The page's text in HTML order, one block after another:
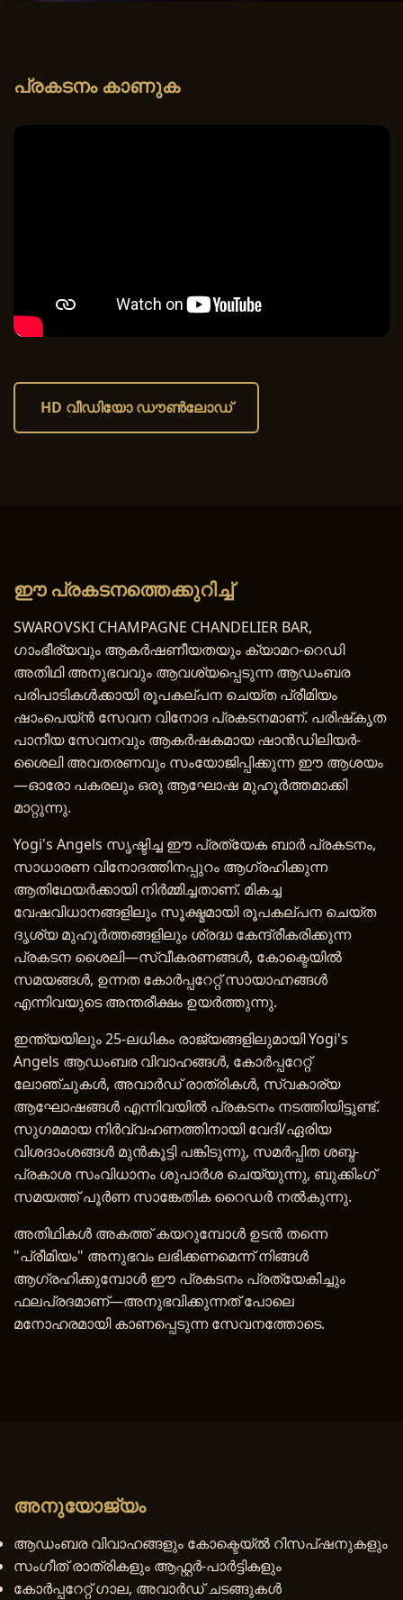
പ്രകടനം കാണുക
HD വീഡിയോ ഡൗൺലോഡ്
ഈ പ്രകടനത്തെക്കുറിച്ച്
SWAROVSKI CHAMPAGNE CHANDELIER BAR,
ഗാംഭീര്യവും ആകർഷണീയതയും ക്യാമറ-റെഡി
അതിഥി അനുഭവവും ആവശ്യപ്പെടുന്ന ആഡംബര
പരിപാടികൾക്കായി രൂപകല്പന ചെയ്ത പ്രീമിയം
ഷാംപെയ്ൻ സേവന വിനോദ പ്രകടനമാണ്. പരിഷ്‌കൃത
പാനീയ സേവനവും ആകർഷകമായ ഷാൻഡിലിയർ-
ശൈലി അവതരണവും സംയോജിപ്പിക്കുന്ന ഈ ആശയം
—ഓരോ പകരലും ഒരു ആഘോഷ മുഹൂർത്തമാക്കി
മാറ്റുന്നു.
Yogi's Angels സൃഷ്ടിച്ച ഈ പ്രത്യേക ബാർ പ്രകടനം,
സാധാരണ വിനോദത്തിനപ്പുറം ആഗ്രഹിക്കുന്ന
ആതിഥേയർക്കായി നിർമ്മിച്ചതാണ്. മികച്ച
വേഷവിധാനങ്ങളിലും സൂക്ഷ്മമായി രൂപകല്പന ചെയ്ത
ദൃശ്യ മുഹൂർത്തങ്ങളിലും ശ്രദ്ധ കേന്ദ്രീകരിക്കുന്ന
പ്രകടന ശൈലി—സ്വീകരണങ്ങൾ, കോക്ടെയിൽ
സമയങ്ങൾ, ഉന്നത കോർപ്പറേറ്റ് സായാഹ്നങ്ങൾ
എന്നിവയുടെ അന്തരീക്ഷം ഉയർത്തുന്നു.
ഇന്ത്യയിലും 25-ലധികം രാജ്യങ്ങളിലുമായി Yogi's
Angels ആഡംബര വിവാഹങ്ങൾ, കോർപ്പറേറ്റ്
ലോഞ്ചുകൾ, അവാർഡ് രാത്രികൾ, സ്വകാര്യ
ആഘോഷങ്ങൾ എന്നിവയിൽ പ്രകടനം നടത്തിയിട്ടുണ്ട്.
സുഗമമായ നിർവ്വഹണത്തിനായി വേദി/ഏരിയ
വിശദാംശങ്ങൾ മുൻകൂട്ടി പങ്കിടുന്നു, സമർപ്പിത ശബ്ദ-
പ്രകാശ സംവിധാനം ശുപാർശ ചെയ്യുന്നു, ബുക്കിംഗ്
സമയത്ത് പൂർണ സാങ്കേതിക റൈഡർ നൽകുന്നു.
അതിഥികൾ അകത്ത് കയറുമ്പോൾ ഉടൻ തന്നെ
"പ്രീമിയം" അനുഭവം ലഭിക്കണമെന്ന് നിങ്ങൾ
ആഗ്രഹിക്കുമ്പോൾ ഈ പ്രകടനം പ്രത്യേകിച്ചും
ഫലപ്രദമാണ്—അനുഭവിക്കുന്നത് പോലെ
മനോഹരമായി കാണപ്പെടുന്ന സേവനത്തോടെ.
അനുയോജ്യം
ആഡംബര വിവാഹങ്ങളും കോക്ടെയ്ൽ റിസപ്ഷനുകളും
സംഗീത് രാത്രികളും ആഫ്റ്റർ-പാർട്ടികളും
കോർപ്പറേറ്റ് ഗാല, അവാർഡ് ചടങ്ങുകൾ